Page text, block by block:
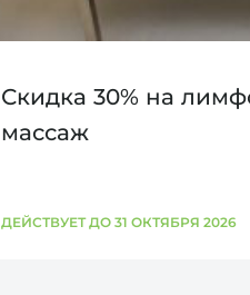
Скидка 30% на
массаж
ДЕЙСТВУЕТ ДО 31 ОКТЯБРЯ 2026